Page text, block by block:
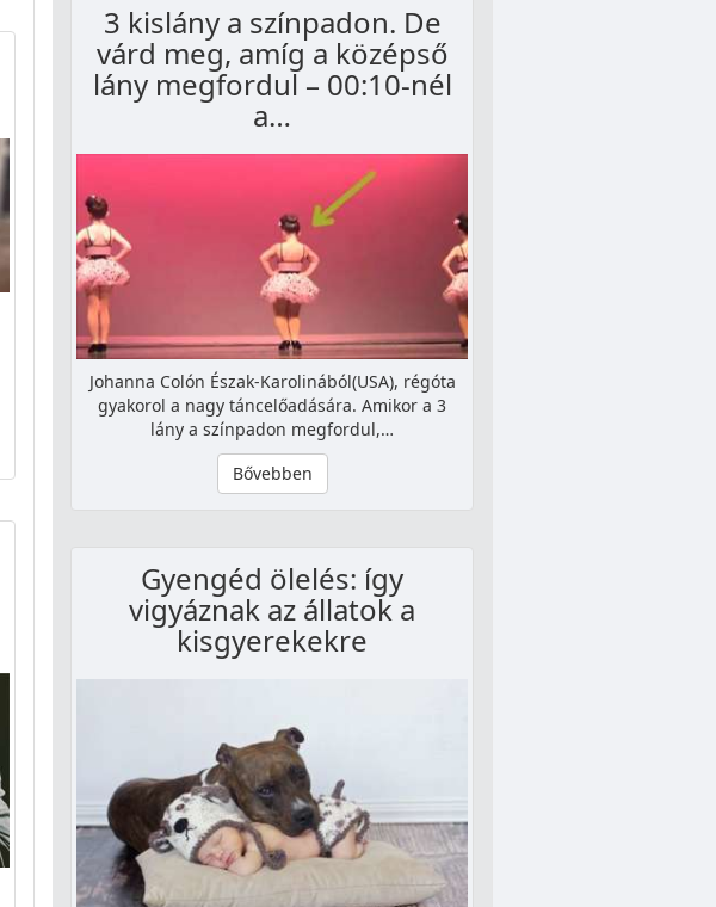
3 kislány a színpadon. De
várd meg, amíg a középső
lány megfordul – 00:10-nél
a…
Johanna Colón Észak-Karolinából(USA), régóta
gyakorol a nagy táncelőadására. Amikor a 3
lány a színpadon megfordul,…
Bővebben
Gyengéd ölelés: így
vigyáznak az állatok a
kisgyerekekre